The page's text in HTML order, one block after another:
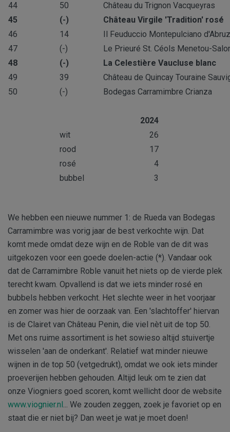
44
50
Château du Trignon Vacqueyras
45
(-)
Château Virgile 'Tradition' rosé
46
14
Il Feuduccio Montepulciano
47
(-)
Le Prieuré St. Céols Menetou-
48
(-)
La Celestière Vaucluse blanc
49
39
Château de Quincay Touraine
50
(-) Bodegas Carramimbre Crianza
2024
wit
26
rood
17
rosé
4
bubbel
3
We hebben een nieuwe nummer 1: de Rueda van Bodegas
Carramimbre was vorig jaar de best verkochte wijn. Dat
komt mede omdat deze wijn en de Roble van de dit was
uitgekozen voor een goede doelen-actie (*). Vandaar ook
dat de Carramimbre Roble vanuit het niets op de vierde plek
terecht kwam. Opvallend is dat we iets minder rosé en
bubbels hebben verkocht. Het slechte weer in het voorjaar
en zomer was hier de oorzaak van. Een 'slachtoffer' hiervan
is de Clairet van Château Penin, die viel nèt uit de top 50.
Met ons ruime assortiment is het sowieso altijd stuivertje
wisselen 'aan de onderkant'. Relatief wat minder nieuwe
wijnen in de top 50 (vetgedrukt), omdat we ook iets minder
proeverijen hebben gehouden. Altijd leuk om te zien dat
onze Viogniers goed scoren, komt wellicht door de website
www.viognier.nl ... We zouden zeggen, zoek je favoriet op en
staat die er niet bij? Dan weet je wat je moet doen!